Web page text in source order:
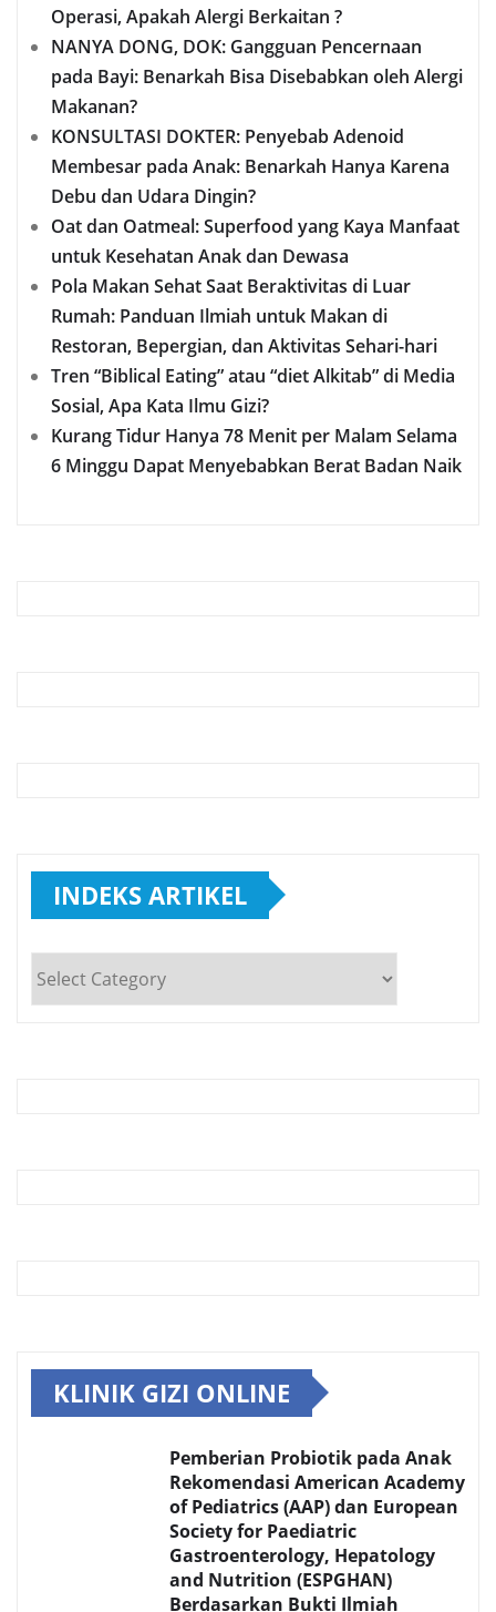
Operasi, Apakah Alergi Berkaitan ?
NANYA DONG, DOK: Gangguan Pencernaan
pada Bayi: Benarkah Bisa Disebabkan oleh Alergi
Makanan?
KONSULTASI DOKTER: Penyebab Adenoid
Membesar pada Anak: Benarkah Hanya Karena
Debu dan Udara Dingin?
Oat dan Oatmeal: Superfood yang Kaya Manfaat
untuk Kesehatan Anak dan Dewasa
Pola Makan Sehat Saat Beraktivitas di Luar
Rumah: Panduan Ilmiah untuk Makan di
Restoran, Bepergian, dan Aktivitas Sehari-hari
Tren “Biblical Eating” atau “diet Alkitab” di Media
Sosial, Apa Kata Ilmu Gizi?
Kurang Tidur Hanya 78 Menit per Malam Selama
6 Minggu Dapat Menyebabkan Berat Badan Naik
INDEKS ARTIKEL
INDEKS
KLINIK GIZI ONLINE
Pemberian Probiotik pada Anak
Rekomendasi American Academy
of Pediatrics (AAP) dan European
Society for Paediatric
Gastroenterology, Hepatology
and Nutrition (ESPGHAN)
Berdasarkan Bukti Ilmiah